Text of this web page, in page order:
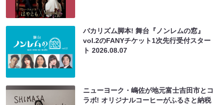
バカリズム脚本! 舞台『ノンレムの窓』
vol.2のFANYチケット1次先行受付スター
ト2026.08.07
ニューヨーク・嶋佐が地元富士吉田市とコ
ラボ! オリジナルコーヒーがふるさと納税